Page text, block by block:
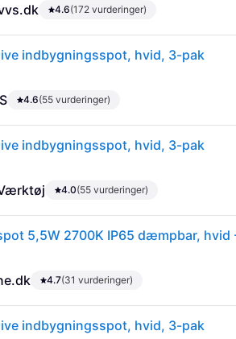
4.6(172 vurderinger)
indbygningsspot, hvid, 3-pak
4.6(55 vurderinger)
indbygningsspot, hvid, 3-pak
4.0(55 vurderinger)
5,5W 2700K IP65 dæmpbar, hvid
4.7(31 vurderinger)
indbygningsspot, hvid, 3-pak